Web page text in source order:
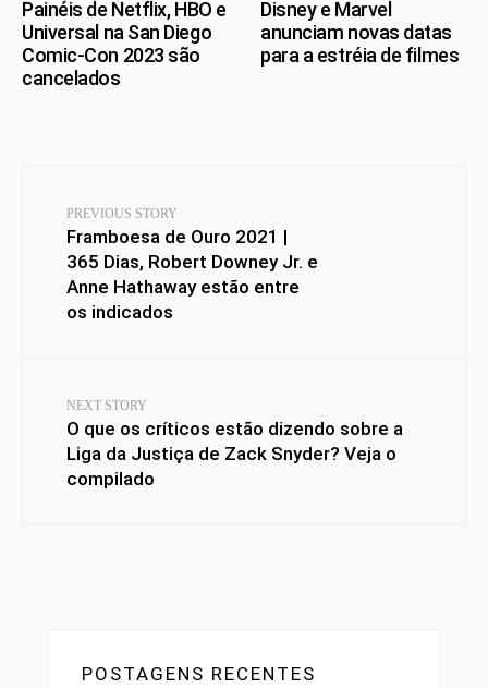
Painéis de Netflix, HBO e
Universal na San Diego
Comic-Con 2023 são
cancelados
Disney e Marvel
anunciam novas datas
para a estréia de filmes
PREVIOUS STORY
Framboesa de Ouro 2021 |
365 Dias, Robert Downey Jr. e
Anne Hathaway estão entre
os indicados
NEXT STORY
O que os críticos estão dizendo sobre a
Liga da Justiça de Zack Snyder? Veja o
compilado
POSTAGENS RECENTES